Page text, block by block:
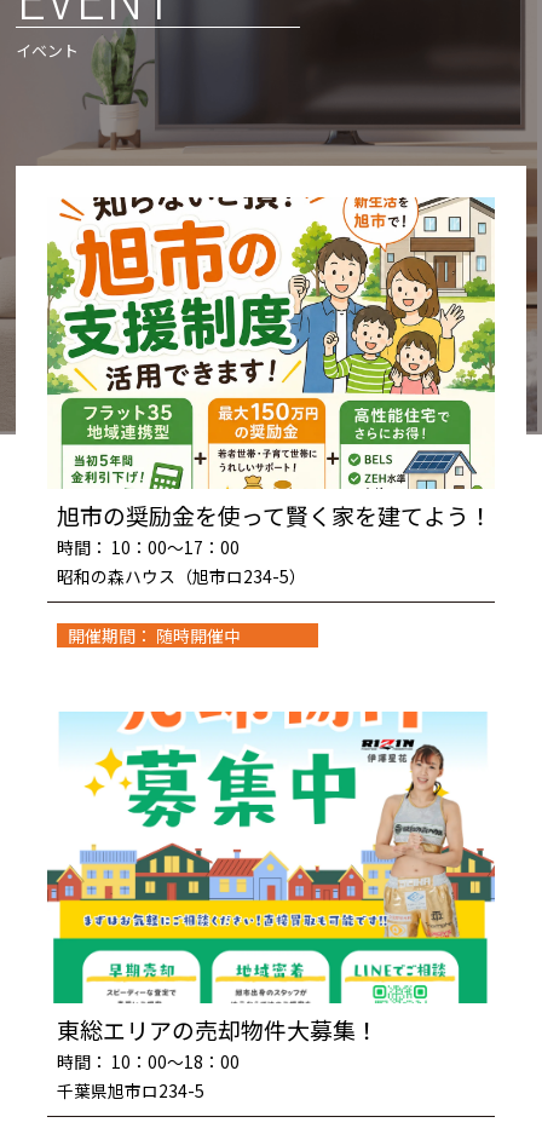
イベント
旭市の奨励金を使って賢く家を建てよう！
時間： 10：00～17：00
昭和の森ハウス（旭市ロ234-5）
開催期間： 随時開催中
東総エリアの売却物件大募集！
時間： 10：00～18：00
千葉県旭市ロ234-5